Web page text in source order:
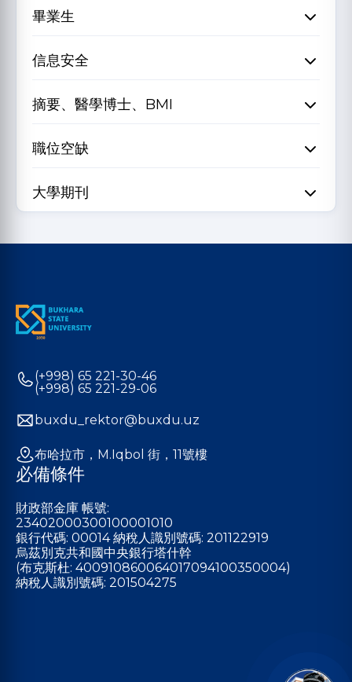
畢業生
信息安全
摘要、醫學博士、BMI
職位空缺
大學期刊
(+998) 65 221-30-46
(+998) 65 221-29-06
buxdu_rektor@buxdu.uz
布哈拉市，M.Iqbol 街，11號樓
必備條件
財政部金庫 帳號:
23402000300100001010
銀行代碼: 00014 納稅人識別號碼: 201122919
烏茲別克共和國中央銀行塔什幹
(布克斯杜: 400910860064017094100350004)
納稅人識別號碼: 201504275